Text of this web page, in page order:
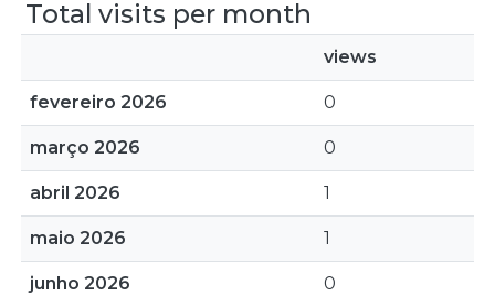
Total visits per month
views
fevereiro 2026 0
março 2026 0
abril 2026 1
maio 2026 1
junho 2026 0